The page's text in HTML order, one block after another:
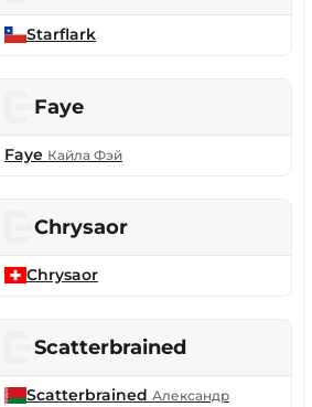
Starflark
Faye
Faye Кайла Фэй
Chrysaor
Chrysaor
Scatterbrained
Scatterbrained Александр